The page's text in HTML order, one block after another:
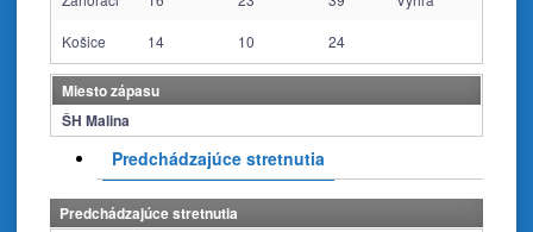
Košice 14 10 24
Miesto zápasu
ŠH Malina
Predchádzajúce stretnutia
Predchádzajúce stretnutia